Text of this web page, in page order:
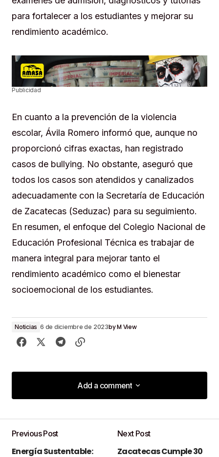
para fortalecer a los estudiantes y mejorar su
rendimiento académico.
Publicidad
En cuanto a la prevención de la violencia
escolar, Ávila Romero informó que, aunque no
proporcionó cifras exactas, han registrado
casos de bullying. No obstante, aseguró que
todos los casos son atendidos y canalizados
adecuadamente con la Secretaría de Educación
de Zacatecas (Seduzac) para su seguimiento.
En resumen, el enfoque del Colegio Nacional de
Educación Profesional Técnica es trabajar de
manera integral para mejorar tanto el
rendimiento académico como el bienestar
socioemocional de los estudiantes.
Noticias 6 de diciembre de 2023byM View
Add a comment
Add a comment
Tu dirección de correo electrónico no será
publicada. Los campos obligatorios están
Previous Post
Energía Sustentable:
Next Post
Zacatecas Cumple 30